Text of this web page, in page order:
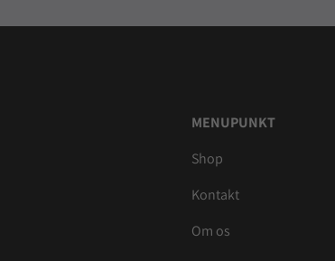
MENUPUNKT
Shop
Kontakt
Om os